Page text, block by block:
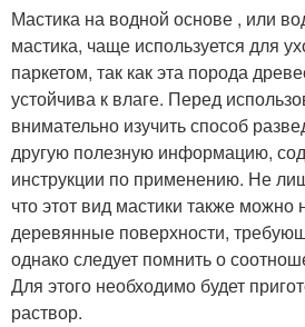
Мастика на водной основе , или
мастика, чаще используется для
паркетом, так как эта порода
устойчива к влаге. Перед
внимательно изучить способ
другую полезную информацию,
инструкции по применению. Не
что этот вид мастики также можно
деревянные поверхности,
однако следует помнить о
Для этого необходимо будет
раствор.